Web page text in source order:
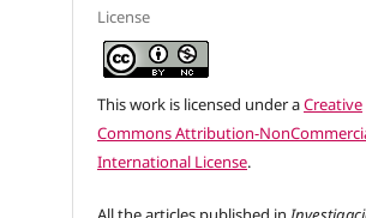
License
This work is licensed under aCreative
Commons Attribution-
International License.